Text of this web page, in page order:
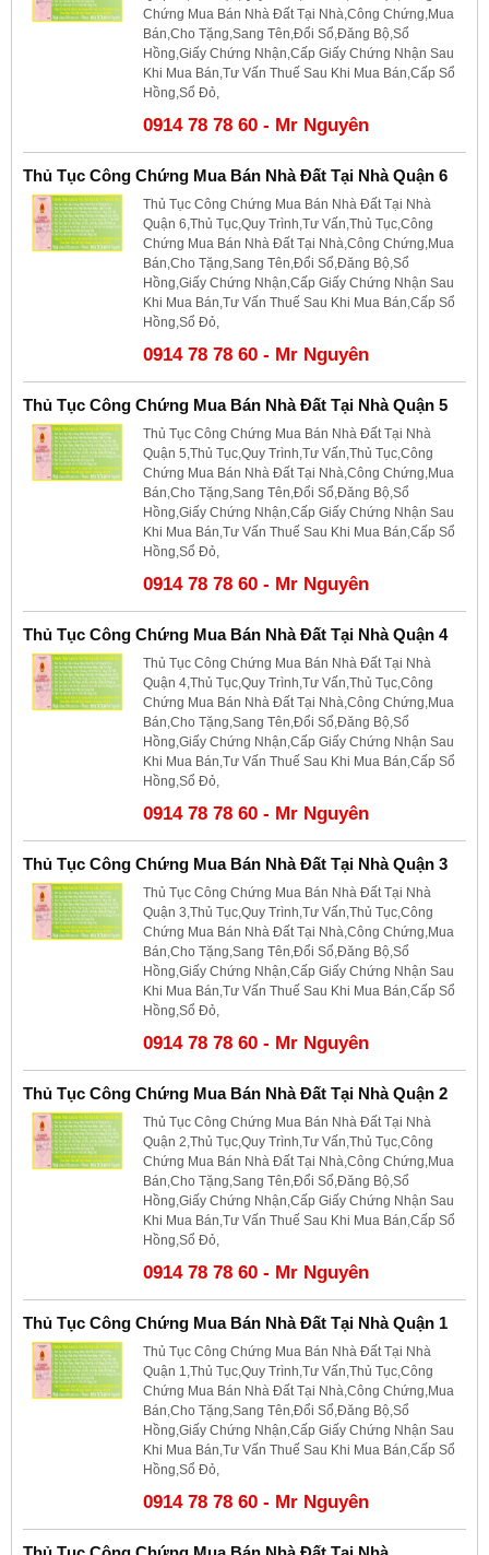
Chứng Mua Bán Nhà Đất Tại Nhà,Công Chứng,Mua
Bán,Cho Tặng,Sang Tên,Đổi Sổ,Đăng Bộ,Sổ
Hồng,Giấy Chứng Nhận,Cấp Giấy Chứng Nhận Sau
Khi Mua Bán,Tư Vấn Thuế Sau Khi Mua Bán,Cấp Sổ
Hồng,Sổ Đỏ,
0914 78 78 60 - Mr Nguyên
Thủ Tục Công Chứng Mua Bán Nhà Đất Tại Nhà Quận 6
Thủ Tục Công Chứng Mua Bán Nhà Đất Tại Nhà
Quận 6,Thủ Tục,Quy Trình,Tư Vấn,Thủ Tục,Công
Chứng Mua Bán Nhà Đất Tại Nhà,Công Chứng,Mua
Bán,Cho Tặng,Sang Tên,Đổi Sổ,Đăng Bộ,Sổ
Hồng,Giấy Chứng Nhận,Cấp Giấy Chứng Nhận Sau
Khi Mua Bán,Tư Vấn Thuế Sau Khi Mua Bán,Cấp Sổ
Hồng,Sổ Đỏ,
0914 78 78 60 - Mr Nguyên
Thủ Tục Công Chứng Mua Bán Nhà Đất Tại Nhà Quận 5
Thủ Tục Công Chứng Mua Bán Nhà Đất Tại Nhà
Quận 5,Thủ Tục,Quy Trình,Tư Vấn,Thủ Tục,Công
Chứng Mua Bán Nhà Đất Tại Nhà,Công Chứng,Mua
Bán,Cho Tặng,Sang Tên,Đổi Sổ,Đăng Bộ,Sổ
Hồng,Giấy Chứng Nhận,Cấp Giấy Chứng Nhận Sau
Khi Mua Bán,Tư Vấn Thuế Sau Khi Mua Bán,Cấp Sổ
Hồng,Sổ Đỏ,
0914 78 78 60 - Mr Nguyên
Thủ Tục Công Chứng Mua Bán Nhà Đất Tại Nhà Quận 4
Thủ Tục Công Chứng Mua Bán Nhà Đất Tại Nhà
Quận 4,Thủ Tục,Quy Trình,Tư Vấn,Thủ Tục,Công
Chứng Mua Bán Nhà Đất Tại Nhà,Công Chứng,Mua
Bán,Cho Tặng,Sang Tên,Đổi Sổ,Đăng Bộ,Sổ
Hồng,Giấy Chứng Nhận,Cấp Giấy Chứng Nhận Sau
Khi Mua Bán,Tư Vấn Thuế Sau Khi Mua Bán,Cấp Sổ
Hồng,Sổ Đỏ,
0914 78 78 60 - Mr Nguyên
Thủ Tục Công Chứng Mua Bán Nhà Đất Tại Nhà Quận 3
Thủ Tục Công Chứng Mua Bán Nhà Đất Tại Nhà
Quận 3,Thủ Tục,Quy Trình,Tư Vấn,Thủ Tục,Công
Chứng Mua Bán Nhà Đất Tại Nhà,Công Chứng,Mua
Bán,Cho Tặng,Sang Tên,Đổi Sổ,Đăng Bộ,Sổ
Hồng,Giấy Chứng Nhận,Cấp Giấy Chứng Nhận Sau
Khi Mua Bán,Tư Vấn Thuế Sau Khi Mua Bán,Cấp Sổ
Hồng,Sổ Đỏ,
0914 78 78 60 - Mr Nguyên
Thủ Tục Công Chứng Mua Bán Nhà Đất Tại Nhà Quận 2
Thủ Tục Công Chứng Mua Bán Nhà Đất Tại Nhà
Quận 2,Thủ Tục,Quy Trình,Tư Vấn,Thủ Tục,Công
Chứng Mua Bán Nhà Đất Tại Nhà,Công Chứng,Mua
Bán,Cho Tặng,Sang Tên,Đổi Sổ,Đăng Bộ,Sổ
Hồng,Giấy Chứng Nhận,Cấp Giấy Chứng Nhận Sau
Khi Mua Bán,Tư Vấn Thuế Sau Khi Mua Bán,Cấp Sổ
Hồng,Sổ Đỏ,
0914 78 78 60 - Mr Nguyên
Thủ Tục Công Chứng Mua Bán Nhà Đất Tại Nhà Quận 1
Thủ Tục Công Chứng Mua Bán Nhà Đất Tại Nhà
Quận 1,Thủ Tục,Quy Trình,Tư Vấn,Thủ Tục,Công
Chứng Mua Bán Nhà Đất Tại Nhà,Công Chứng,Mua
Bán,Cho Tặng,Sang Tên,Đổi Sổ,Đăng Bộ,Sổ
Hồng,Giấy Chứng Nhận,Cấp Giấy Chứng Nhận Sau
Khi Mua Bán,Tư Vấn Thuế Sau Khi Mua Bán,Cấp Sổ
Hồng,Sổ Đỏ,
0914 78 78 60 - Mr Nguyên